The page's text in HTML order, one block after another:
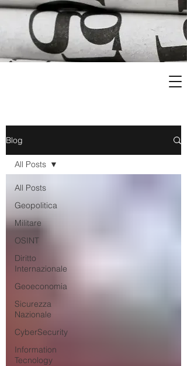
Blog
All Posts
Geopolitica
Militare
OSINT
Diritto
Internazionale
Geoeconomia
Sicurezza
Nazionale
CyberSecurity
Information
Tecnology
All Posts